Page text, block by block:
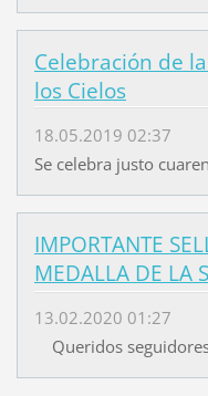
Celebración de
los Cielos
18.05.2019 02:37
Se celebra justo
IMPORTANTE
MEDALLA DE LA
13.02.2020 01:27
Queridos